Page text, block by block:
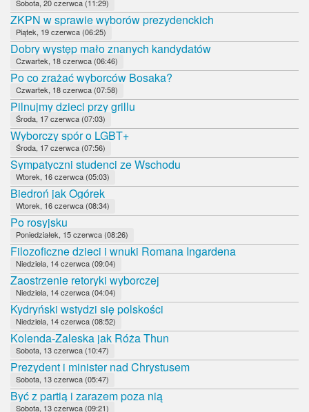
Sobota, 20 czerwca (11:29)
ZKPN w sprawie wyborów prezydenckich
Piątek, 19 czerwca (06:25)
Dobry występ mało znanych kandydatów
Czwartek, 18 czerwca (06:46)
Po co zrażać wyborców Bosaka?
Czwartek, 18 czerwca (07:58)
Pilnujmy dzieci przy grillu
Środa, 17 czerwca (07:03)
Wyborczy spór o LGBT+
Środa, 17 czerwca (07:56)
Sympatyczni studenci ze Wschodu
Wtorek, 16 czerwca (05:03)
Biedroń jak Ogórek
Wtorek, 16 czerwca (08:34)
Po rosyjsku
Poniedziałek, 15 czerwca (08:26)
Filozoficzne dzieci i wnuki Romana Ingardena
Niedziela, 14 czerwca (09:04)
Zaostrzenie retoryki wyborczej
Niedziela, 14 czerwca (04:04)
Kydryński wstydzi się polskości
Niedziela, 14 czerwca (08:52)
Kolenda-Zaleska jak Róża Thun
Sobota, 13 czerwca (10:47)
Prezydent i minister nad Chrystusem
Sobota, 13 czerwca (05:47)
Być z partią i zarazem poza nią
Sobota, 13 czerwca (09:21)